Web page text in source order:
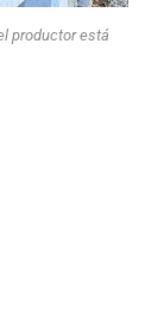
productor está